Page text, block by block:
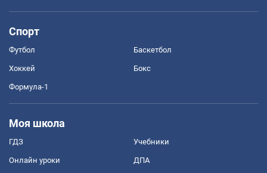
Спорт
Футбол Баскетбол
Хоккей Бокс
Формула-1
Моя школа
ГДЗ Учебники
Онлайн уроки ДПА